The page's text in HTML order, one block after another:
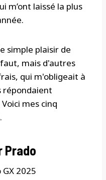
m’ont laissé la plus
simple plaisir de
mais d'autres
qui m'obligeait à
répondaient
mes cinq
Prado
2025